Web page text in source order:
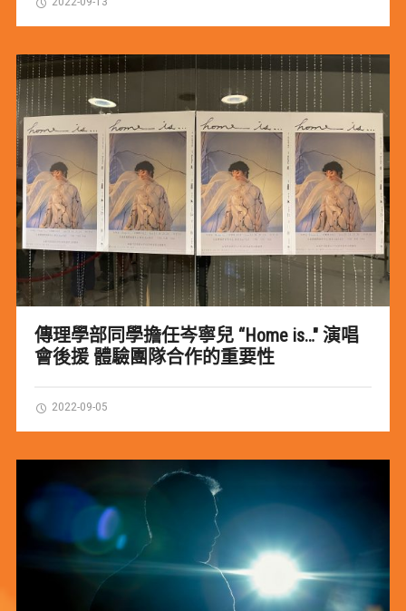
傳理學部同學擔任岑寧兒 “Home is…" 演唱
會後援 體驗團隊合作的重要性
2022-09-05